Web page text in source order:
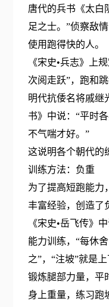
唐代的兵书《太白
足之士。”侦察敌
使用跑得快的人。
《宋史•兵志》上
次阅走跃”，跑和
明代抗倭名将戚继
书》中说：“平时
不气喘才好。”
这说明各个朝代的
训练方法：负重
为了提高短跑能力
丰富经验，创造了
《宋史•岳飞传》
能力训练，“每休
之”，“注坡”就是
锻炼腿部力量，平
身上重量，练习跑